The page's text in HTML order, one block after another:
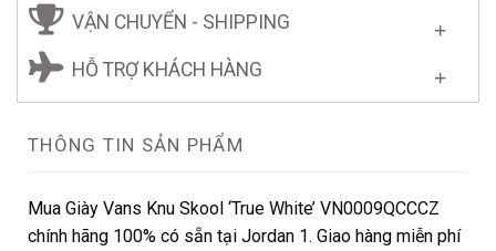
VẬN CHUYỂN - SHIPPING
HỖ TRỢ KHÁCH HÀNG
THÔNG TIN SẢN PHẨM
Mua Giày Vans Knu Skool ‘True White’ VN0009QCCCZ
chính hãng 100% có sẵn tại Jordan 1. Giao hàng miễn phí